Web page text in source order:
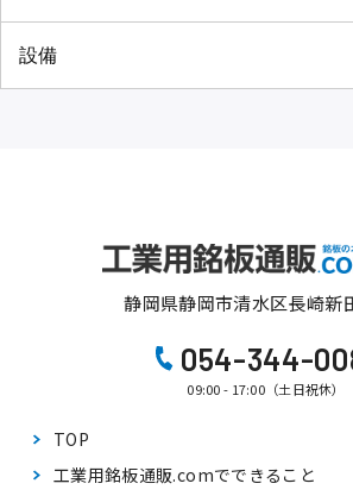
設備
静岡県静岡市清水区長崎新
054-344-
09:00 - 17:00（土日祝休）
TOP
工業用銘板通販.comでできること